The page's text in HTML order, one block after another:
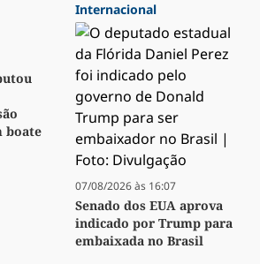
boate
Internacional
07/08/2026 às 16:07
Senado dos EUA aprova
indicado por Trump para
embaixada no Brasil